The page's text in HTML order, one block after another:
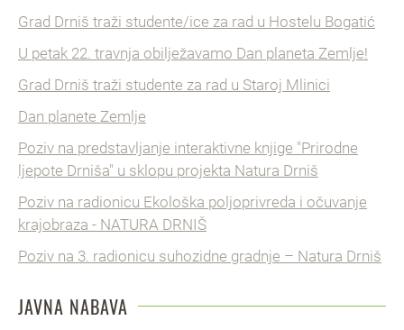
Grad Drniš traži studente/ice za rad u Hostelu Bogatić
U petak 22. travnja obilježavamo Dan planeta Zemlje!
Grad Drniš traži studente za rad u Staroj Mlinici
Dan planete Zemlje
Poziv na predstavljanje interaktivne knjige "Prirodne
ljepote Drniša" u sklopu projekta Natura Drniš
Poziv na radionicu Ekološka poljoprivreda i očuvanje
krajobraza - NATURA DRNIŠ
Poziv na 3. radionicu suhozidne gradnje – Natura Drniš
JAVNA NABAVA